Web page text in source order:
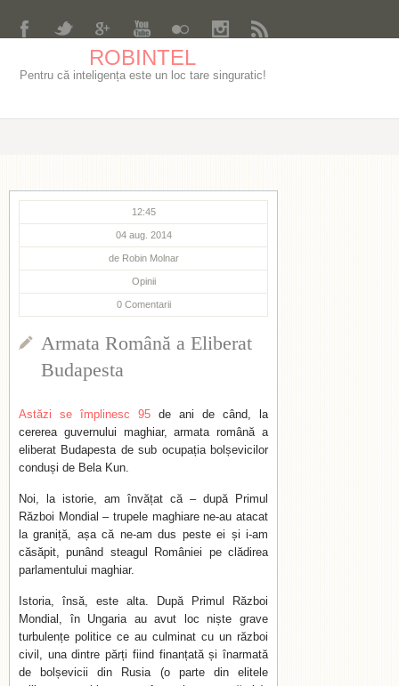
ROBINTEL
Pentru că inteligența este un loc tare singuratic!
12:45
04 aug. 2014
de Robin Molnar
Opinii
0 Comentarii
Armata Română a Eliberat
Budapesta
Astăzi se împlinesc 95 de ani de când, la
cererea guvernului maghiar, armata română a
eliberat Budapesta de sub ocupația bolșevicilor
conduși de Bela Kun.
Noi, la istorie, am învățat că – după Primul
Război Mondial – trupele maghiare ne-au atacat
la graniță, așa că ne-am dus peste ei și i-am
căsăpit, punând steagul României pe clădirea
parlamentului maghiar.
Istoria, însă, este alta. După Primul Război
Mondial, în Ungaria au avut loc niște grave
turbulențe politice ce au culminat cu un război
civil, una dintre părți fiind finanțată și înarmată
de bolșevicii din Rusia (o parte din elitele